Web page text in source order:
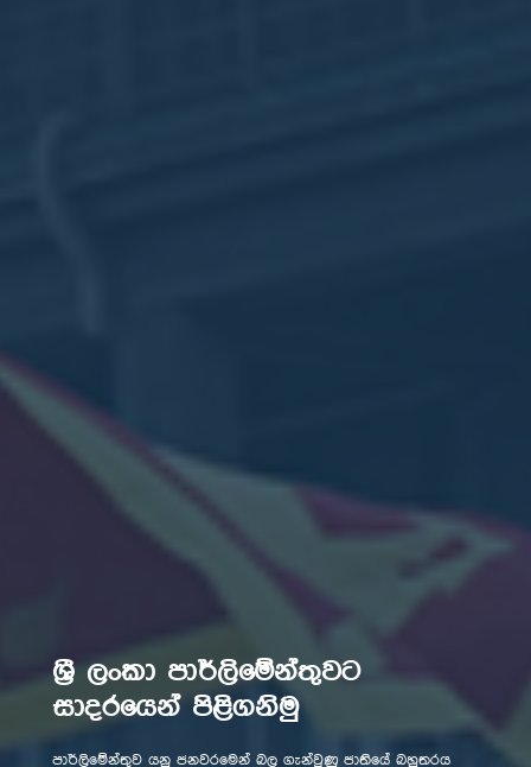
ශ්‍රී ලංකා පාර්ලිමේන්තුවට
සාදරයෙන් පිළිගනිමු
පාර්ලිමේන්තුව යනු ජනවරමෙන් බල ගැන්වුණු ජාතියේ බහුතරය
ශ්‍රී ලංකා පාර්ලිමේන්තුවට
සාදරයෙන් පිළිගනිමු
පාර්ලිමේන්තුව යනු ජනවරමෙන් බල ගැන්වුණු ජාතියේ බහුතරය